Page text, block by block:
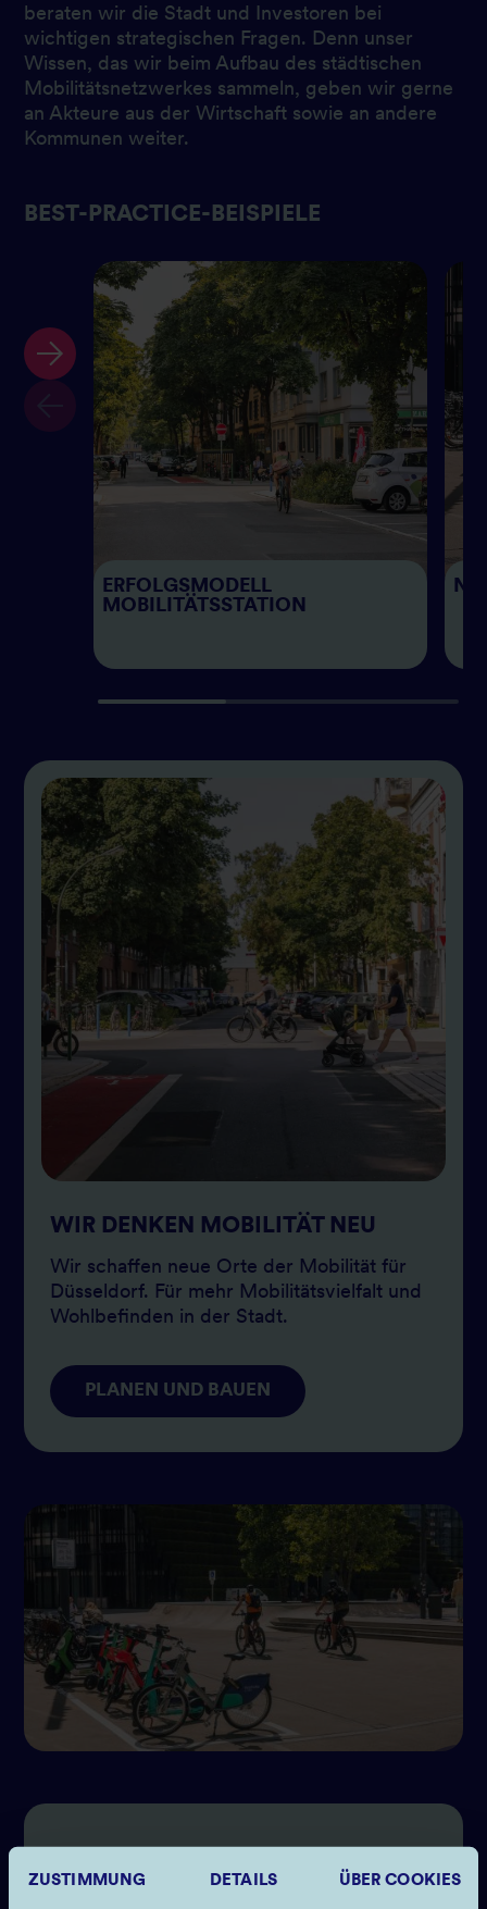
ZUSTIMMUNG DETAILS ÜBER COOKIES
beraten wir die Stadt und Investoren bei
wichtigen strategischen Fragen. Denn unser
Wissen, das wir beim Aufbau des städtischen
Mobilitätsnetzwerkes sammeln, geben wir gerne
an Akteure aus der Wirtschaft sowie an andere
Kommunen weiter.
BEST-PRACTICE-BEISPIELE
ERFOLGSMODELL
MOBILITÄTSSTATION
WIR DENKEN MOBILITÄT NEU
Wir schaffen neue Orte der Mobilität für
Düsseldorf. Für mehr Mobilitätsvielfalt und
Wohlbefinden in der Stadt.
PLANEN UND BAUEN